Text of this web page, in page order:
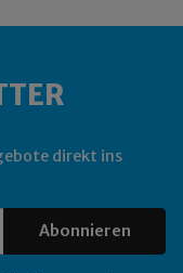
direkt ins
Abonnieren